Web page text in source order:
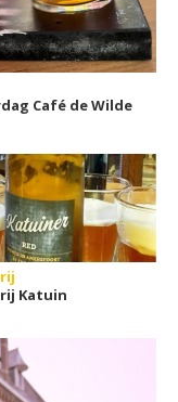
Café de Wilde
Katuin